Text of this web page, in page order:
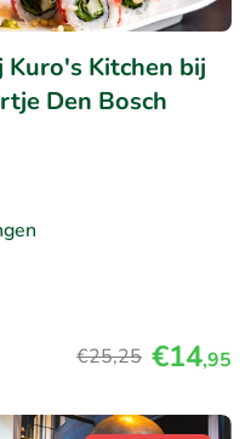
Kitchen bij
Den Bosch
€25,25 €14,95